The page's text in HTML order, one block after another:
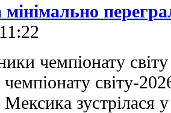
чемпіонату
світу-
зустрілася